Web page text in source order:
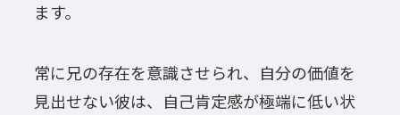
ます。
常に兄の存在を意識させられ、自分の価値を
見出せない彼は、自己肯定感が極端に低い状